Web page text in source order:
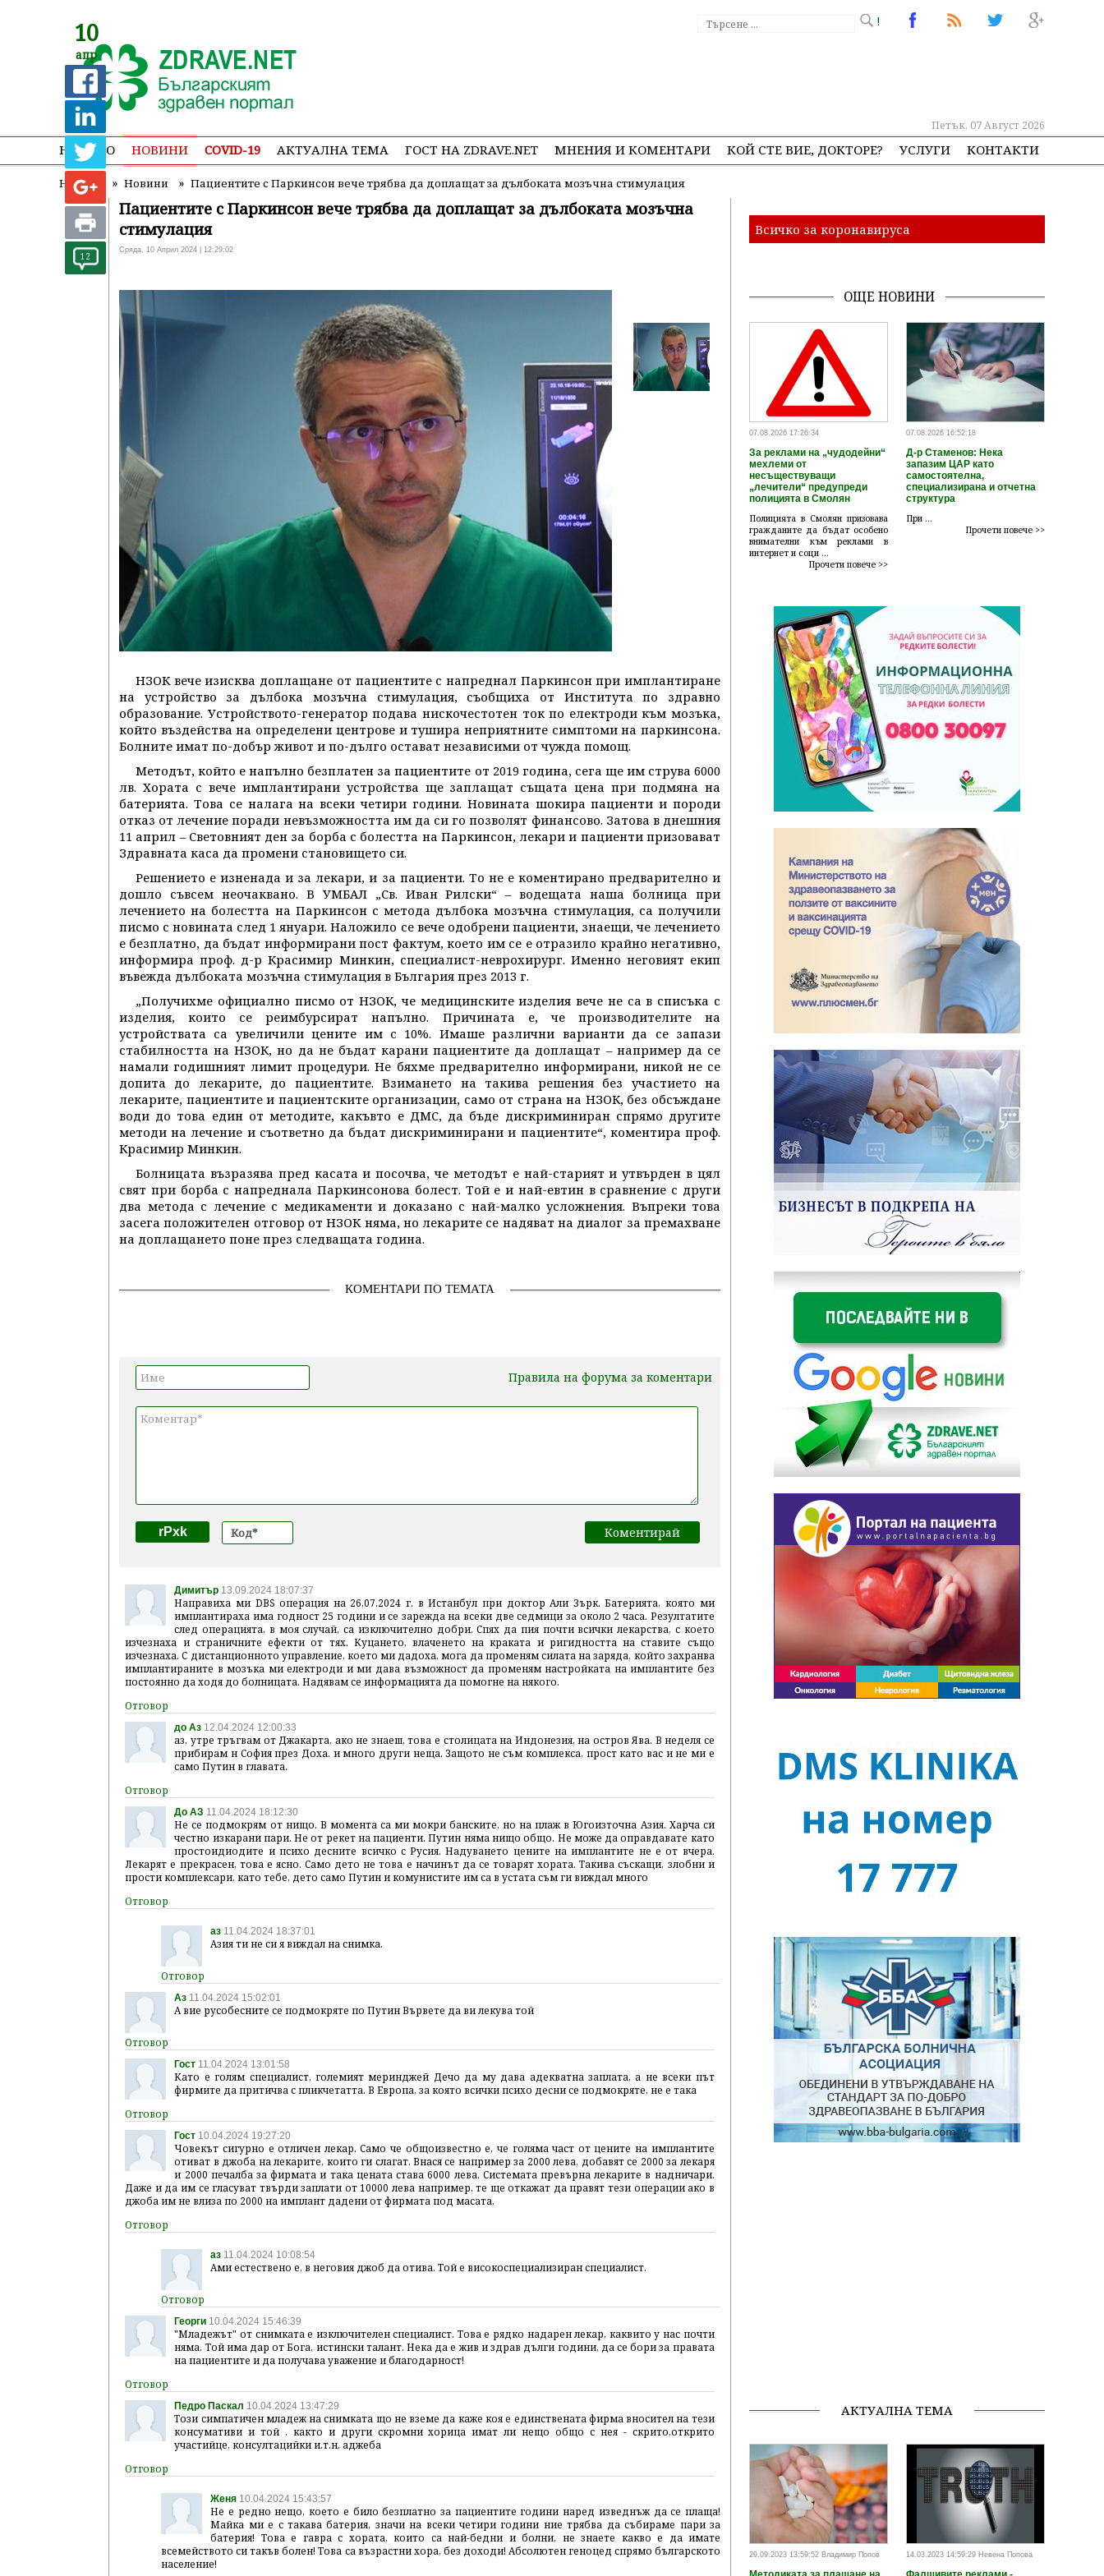
!
Петък, 07 Август 2026
НАЧАЛО НОВИНИ COVID-19 АКТУАЛНА ТЕМА ГОСТ НА ZDRAVE.NET МНЕНИЯ И КОМЕНТАРИ КОЙ СТЕ ВИЕ, ДОКТОРЕ? УСЛУГИ КОНТАКТИ
Начало » Новини » Пациентите с Паркинсон вече трябва да доплащат за дълбоката мозъчна стимулация
10
апр
12
Пациентите с Паркинсон вече трябва да доплащат за дълбоката мозъчна
стимулация
Сряда, 10 Април 2024 | 12:29:02
НЗОК вече изисква доплащане от пациентите с напреднал Паркинсон при имплантиране
на устройство за дълбока мозъчна стимулация, съобщиха от Института по здравно
образование. Устройството-генератор подава нискочестотен ток по електроди към мозъка,
който въздейства на определени центрове и тушира неприятните симптоми на паркинсона.
Болните имат по-добър живот и по-дълго остават независими от чужда помощ.
Методът, който е напълно безплатен за пациентите от 2019 година, сега ще им струва 6000
лв. Хората с вече имплантирани устройства ще заплащат същата цена при подмяна на
батерията. Това се налага на всеки четири години. Новината шокира пациенти и породи
отказ от лечение поради невъзможността им да си го позволят финансово. Затова в днешния
11 април – Световният ден за борба с болестта на Паркинсон, лекари и пациенти призовават
Здравната каса да промени становището си.
Решението е изненада и за лекари, и за пациенти. То не е коментирано предварително и
дошло съвсем неочаквано. В УМБАЛ „Св. Иван Рилски“ – водещата наша болница при
лечението на болестта на Паркинсон с метода дълбока мозъчна стимулация, са получили
писмо с новината след 1 януари. Наложило се вече одобрени пациенти, знаещи, че лечението
е безплатно, да бъдат информирани пост фактум, което им се е отразило крайно негативно,
информира проф. д-р Красимир Минкин, специалист-неврохирург. Именно неговият екип
въвежда дълбоката мозъчна стимулация в България през 2013 г.
„Получихме официално писмо от НЗОК, че медицинските изделия вече не са в списъка с
изделия, които се реимбурсират напълно. Причината е, че производителите на
устройствата са увеличили цените им с 10%. Имаше различни варианти да се запази
стабилността на НЗОК, но да не бъдат карани пациентите да доплащат – например да се
намали годишният лимит процедури. Не бяхме предварително информирани, никой не се
допита до лекарите, до пациентите. Взимането на такива решения без участието на
лекарите, пациентите и пациентските организации, само от страна на НЗОК, без обсъждане
води до това един от методите, какъвто е ДМС, да бъде дискриминиран спрямо другите
методи на лечение и съответно да бъдат дискриминирани и пациентите“, коментира проф.
Красимир Минкин.
Болницата възразява пред касата и посочва, че методът е най-старият и утвърден в цял
свят при борба с напреднала Паркинсонова болест. Той е и най-евтин в сравнение с други
два метода с лечение с медикаменти и доказано с най-малко усложнения. Въпреки това
засега положителен отговор от НЗОК няма, но лекарите се надяват на диалог за премахване
на доплащането поне през следващата година.
КОМЕНТАРИ ПО ТЕМАТА
Правила на форума за коментари
rPxk
Димитър 13.09.2024 18:07:37
Направиха ми DBS операция на 26,07.2024 г. в Истанбул при доктор Али Зърк. Батерията, която ми
имплантираха има годност 25 години и се зарежда на всеки две седмици за около 2 часа. Резултатите
след операцията, в моя случай, са изключително добри. Спях да пия почти всички лекарства, с което
изчезнаха и страничните ефекти от тях. Куцането, влаченето на краката и ригидността на ставите също
изчезнаха. С дистанционното управление, което ми дадоха, мога да променям силата на заряда, който захранва
имплантираните в мозъка ми електроди и ми дава възможност да променям настройката на имплантите без
постоянно да ходя до болницата. Надявам се информацията да помогне на някого.
до Аз 12.04.2024 12:00:33
аз, утре тръгвам от Джакарта, ако не знаеш, това е столицата на Индонезия, на остров Ява. В неделя се
прибирам н София през Доха. и много други неща. Защото не съм комплекса, прост като вас и не ми е
само Путин в главата.
До АЗ 11.04.2024 18:12:30
Не се подмокрям от нищо. В момента са ми мокри банските, но на плаж в Югоизточна Азия. Харча си
честно изкарани пари. Не от рекет на пациенти. Путин няма нищо общо. Не може да оправдавате като
простоидиодите и психо десните всичко с Русия. Надуването цените на имплантите не е от вчера.
Лекарят е прекрасен, това е ясно. Само дето не това е начинът да се товарят хората. Такива съскащи, злобни и
прости комплексари, като тебе, дето само Путин и комунистите им са в устата съм ги виждал много
аз 11.04.2024 18:37:01
Азия ти не си я виждал на снимка.
Аз 11.04.2024 15:02:01
А вие русобесните се подмокряте по Путин Вървете да ви лекува той
Гост 11.04.2024 13:01:58
Като е голям специалист, големият меринджей Дечо да му дава адекватна заплата, а не всеки път
фирмите да притичва с пликчетатта. В Европа, за която всички психо десни се подмокряте, не е така
Гост 10.04.2024 19:27:20
Човекът сигурно е отличен лекар. Само че общоизвестно е, че голяма част от цените на имплантите
отиват в джоба на лекарите, които ги слагат. Внася се например за 2000 лева, добавят се 2000 за лекаря
и 2000 печалба за фирмата и така цената става 6000 лева. Системата превърна лекарите в надничари.
Даже и да им се гласуват твърди заплати от 10000 лева например, те ще откажат да правят тези операции ако в
джоба им не влиза по 2000 на имплант дадени от фирмата под масата,
аз 11.04.2024 10:08:54
Ами естествено е, в неговия джоб да отива. Той е високоспециализиран специалист.
Георги 10.04.2024 15:46:39
"Младежът" от снимката е изключителен специалист. Това е рядко надарен лекар, каквито у нас почти
няма. Той има дар от Бога, истински талант. Нека да е жив и здрав дълги години, да се бори за правата
на пациентите и да получава уважение и благодарност!
Педро Паскал 10.04.2024 13:47:29
Този симпатичен младеж на снимката що не вземе да каже коя е единствената фирма вносител на тези
консумативи и той , както и други скромни хорица имат ли нещо общо с нея - скрито,открито
участийце, консултацийки и.т.н. аджеба
Женя 10.04.2024 15:43:57
Не е редно нещо, което е било безплатно за пациентите години наред изведнъж да се плаща!
Майка ми е с такава батерия, значи на всеки четири години ние трябва да събираме пари за
батерия! Това е гавра с хората, които са най-бедни и болни, не знаете какво е да имате
всемейството си такъв болен! Това са възрастни хора, без доходи! Абсолютен геноцед спрямо българското
население!
Всичко за коронавируса
ОЩЕ НОВИНИ
07.08.2026 17:26:34
За реклами на „чудодейни“
мехлеми от
несъществуващи
„лечители“ предупреди
полицията в Смолян
Полицията в Смолян призовава
гражданите да бъдат особено
внимателни към реклами в
интернет и соци ...
Прочети повече >>
07.08.2026 16:52:18
Д-р Стаменов: Нека
запазим ЦАР като
самостоятелна,
специализирана и отчетна
структура
При ...
Прочети повече >>
АКТУАЛНА ТЕМА
29.09.2023 13:59:52 Владимир Попов 14.03.2023 14:59:29 Невена Попова